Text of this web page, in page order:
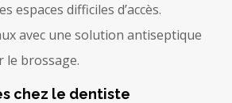
espaces difficiles d’accès.
avec une solution antiseptique
le brossage.
chez le dentiste